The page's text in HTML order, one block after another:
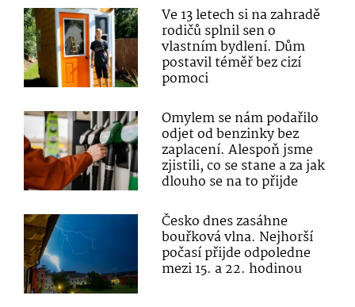
Ve 13 letech si na zahradě
rodičů splnil sen o
vlastním bydlení. Dům
postavil téměř bez cizí
pomoci
Omylem se nám podařilo
odjet od benzinky bez
zaplacení. Alespoň jsme
zjistili, co se stane a za jak
dlouho se na to přijde
Česko dnes zasáhne
bouřková vlna. Nejhorší
počasí přijde odpoledne
mezi 15. a 22. hodinou